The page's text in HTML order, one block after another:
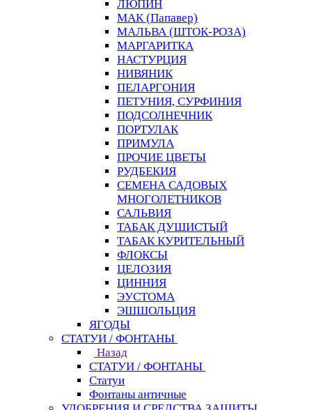
ЛЮПИН
МАК (Папавер)
МАЛЬВА (ШТОК-РОЗА)
МАРГАРИТКА
НАСТУРЦИЯ
НИВЯНИК
ПЕЛАРГОНИЯ
ПЕТУНИЯ, СУРФИНИЯ
ПОДСОЛНЕЧНИК
ПОРТУЛАК
ПРИМУЛА
ПРОЧИЕ ЦВЕТЫ
РУДБЕКИЯ
СЕМЕНА САДОВЫХ
МНОГОЛЕТНИКОВ
САЛЬВИЯ
ТАБАК ДУШИСТЫЙ
ТАБАК КУРИТЕЛЬНЫЙ
ФЛОКСЫ
ЦЕЛОЗИЯ
ЦИННИЯ
ЭУСТОМА
ЭШШОЛЬЦИЯ
ЯГОДЫ
СТАТУИ / ФОНТАНЫ
Назад
СТАТУИ / ФОНТАНЫ
Статуи
Фонтаны античные